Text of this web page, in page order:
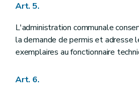
Art. 5.
L'administration communale
la demande de permis et adresse
exemplaires au fonctionnaire
Art. 6.